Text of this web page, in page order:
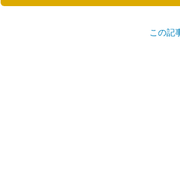
この記